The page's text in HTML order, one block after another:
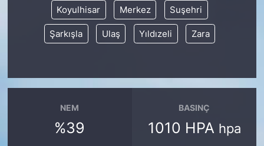
Koyulhisar Merkez Suşehri
Şarkışla Ulaş Yıldızeli Zara
NEM
%39
BASINÇ
1010 HPA hpa
TEKNOLOJİ
YAŞAM